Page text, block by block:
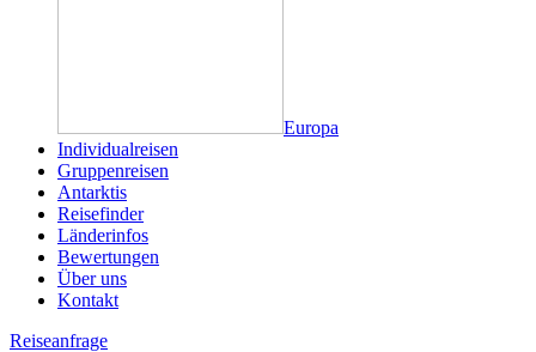
Europa
Individualreisen
Gruppenreisen
Antarktis
Reisefinder
Länderinfos
Bewertungen
Über uns
Kontakt
Reiseanfrage